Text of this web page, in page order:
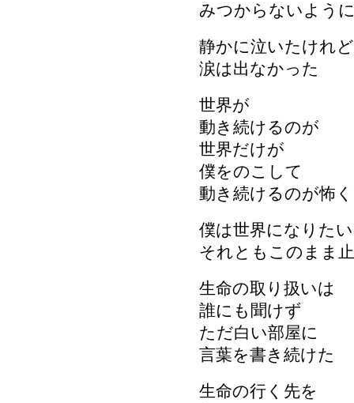
みつからないよう
静かに泣いたけれど
涙は出なかった
世界が
動き続けるのが
世界だけが
僕をのこして
動き続けるのが怖
僕は世界になりた
それともこのまま
生命の取り扱いは
誰にも聞けず
ただ白い部屋に
言葉を書き続けた
生命の行く先を